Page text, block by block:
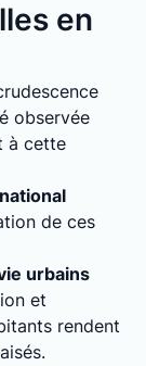
en
observée
à cette
de ces
urbains
et
rendent